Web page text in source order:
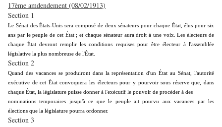
17ème amdendement (08/02/1913)
Section 1
Le Sénat des États-Unis sera composé de deux sénateurs pour chaque État, élus pour six
ans par le peuple de cet État ; et chaque sénateur aura droit à une voix. Les électeurs de
chaque État devront remplir les conditions requises pour être électeur à l'assemblée
législative la plus nombreuse de l'État.
Section 2
Quand des vacances se produiront dans la représentation d'un État au Sénat, l'autorité
exécutive de cet État convoquera les électeurs pour y pourvoir sous réserve que, dans
chaque État, la législature puisse donner à l'exécutif le pouvoir de procéder à des
nominations temporaires jusqu'à ce que le peuple ait pourvu aux vacances par les
élections que la législature pourra ordonner.
Section 3